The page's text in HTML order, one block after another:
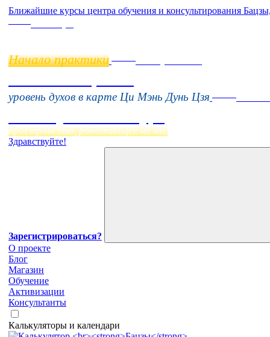
Ближайшие курсы центра обучения и консультирования
Начало практики
уровень духов в карте Ци Мэнь Дунь Цзя
пространство, работающее на вас
Здравствуйте!
Зарегистрироваться?
О проекте
Блог
Магазин
Обучение
Активизации
Консультанты
Калькуляторы и календари